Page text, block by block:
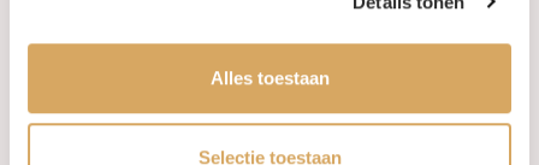
Alles toestaan
Selectie toestaan